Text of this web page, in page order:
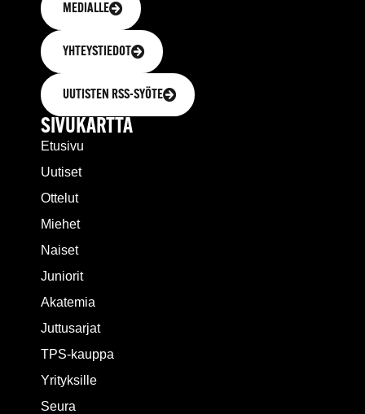
MEDIALLE
YHTEYSTIEDOT
UUTISTEN RSS-SYÖTE
SIVUKARTTA
Etusivu
Uutiset
Ottelut
Miehet
Naiset
Juniorit
Akatemia
Juttusarjat
TPS-kauppa
Yrityksille
Seura